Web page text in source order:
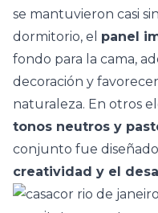
se mantuvieron casi
dormitorio, el panel
fondo para la cama,
decoración y
naturaleza. En otros
tonos neutros y
conjunto fue
creatividad y el